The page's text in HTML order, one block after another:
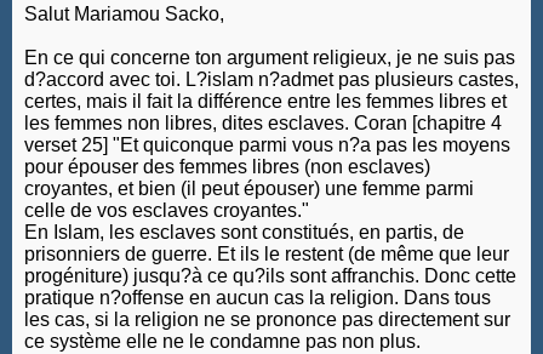
Salut Mariamou Sacko,
En ce qui concerne ton argument religieux, je ne suis pas
d?accord avec toi. L?islam n?admet pas plusieurs castes,
certes, mais il fait la différence entre les femmes libres et
les femmes non libres, dites esclaves. Coran [chapitre 4
verset 25] "Et quiconque parmi vous n?a pas les moyens
pour épouser des femmes libres (non esclaves)
croyantes, et bien (il peut épouser) une femme parmi
celle de vos esclaves croyantes."
En Islam, les esclaves sont constitués, en partis, de
prisonniers de guerre. Et ils le restent (de même que leur
progéniture) jusqu?à ce qu?ils sont affranchis. Donc cette
pratique n?offense en aucun cas la religion. Dans tous
les cas, si la religion ne se prononce pas directement sur
ce système elle ne le condamne pas non plus.